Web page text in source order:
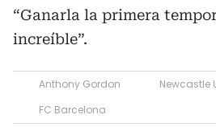
“Ganarla la primera
increíble”.
Anthony Gordon
Newcastle
FC Barcelona